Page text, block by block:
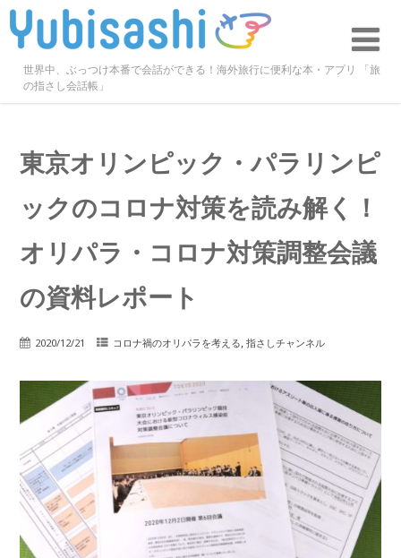
世界中、ぶっつけ本番で会話ができる！海外旅行に便利な本・アプリ 「旅
の指さし会話帳」
東京オリンピック・パラリンピ
ックのコロナ対策を読み解く！
オリパラ・コロナ対策調整会議
の資料レポート
2020/12/21 コロナ禍のオリパラを考える, 指さしチャンネル